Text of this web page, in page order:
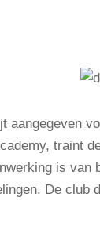
aangegeven
traint
is
De